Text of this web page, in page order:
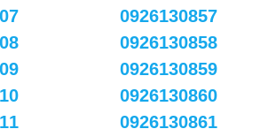
0926130857
0926130858
0926130859
0926130860
0926130861